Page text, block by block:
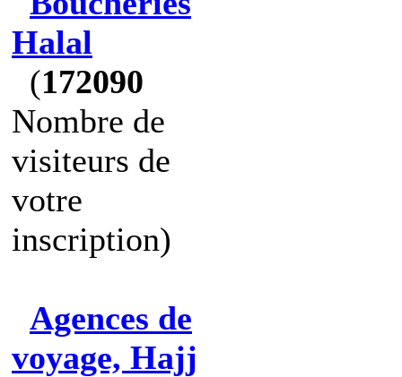
Halal
(172090
Nombre de
visiteurs de
votre
inscription)
Agences de
voyage, Hajj